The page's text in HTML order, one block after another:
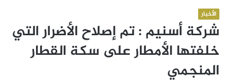
الأخبار
شركة أسنيم : تم إصلاح الأضرار التي
خلفتها الأمطار على سكة القطار
المنجمي